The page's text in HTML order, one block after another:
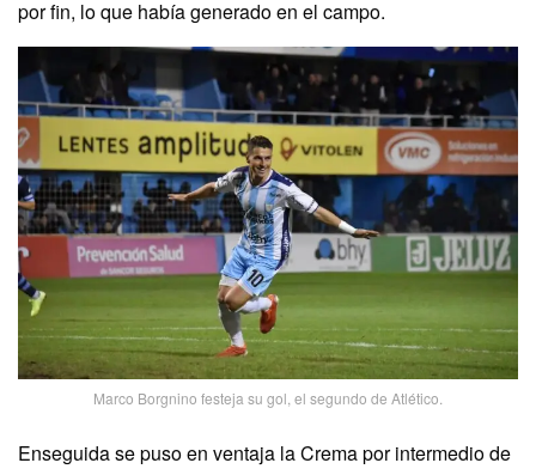
por fin, lo que había generado en el campo.
Marco Borgnino festeja su gol, el segundo de Atlético.
Enseguida se puso en ventaja la Crema por intermedio de